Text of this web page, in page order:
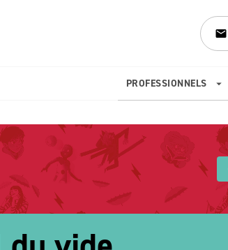
email
PROFESSIONNELS arrow_drop_down